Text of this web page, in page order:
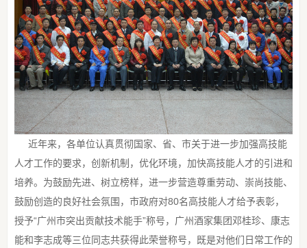
近年来，各单位认真贯彻国家、省、市关于进一步加强高技能
人才工作的要求，创新机制，优化环境，加快高技能人才的引进和
培养。为鼓励先进、树立榜样，进一步营造尊重劳动、崇尚技能、
鼓励创造的良好社会氛围，市政府对80名高技能人才给予表彰，
授予“广州市突出贡献技术能手”称号，广州酒家集团邓桂珍、康志
能和李志成等三位同志共获得此荣誉称号，既是对他们日常工作的